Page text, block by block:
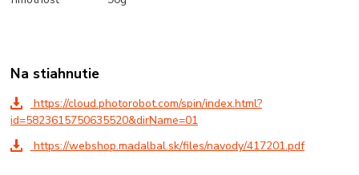
Na stiahnutie
https://cloud.photorobot.com/spin/index.html?
id=5823615750635520&dirName=01
https://webshop.madalbal.sk/files/navody/417201.pdf